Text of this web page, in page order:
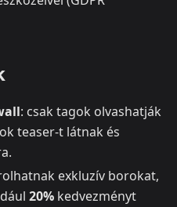
: csak tagok olvashatják
teaser‑t látnak és
exkluzív borokat,
20% kedvezményt